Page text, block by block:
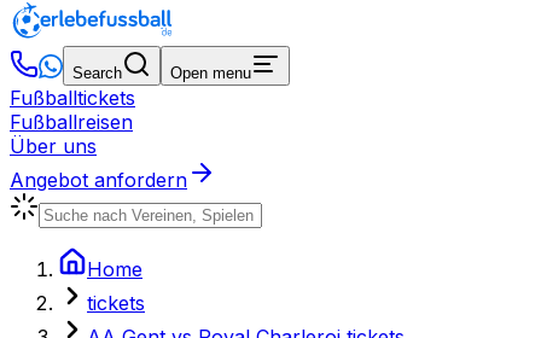
Search Open menu
Fußballtickets
Fußballreisen
Über uns
Angebot anfordern
Home
tickets